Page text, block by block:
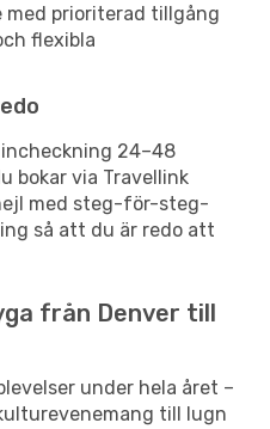
med prioriterad tillgång
flexibla
24–48
bokar via Travellink
med steg-för-steg-
så att du är redo att
från Denver till
under hela året –
till lugn